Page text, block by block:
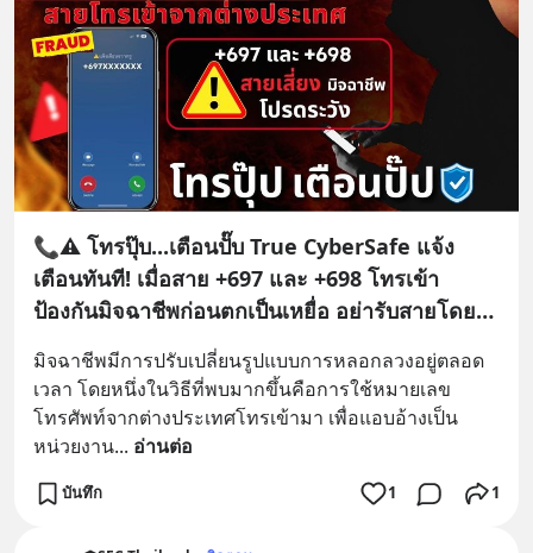
📞⚠️ โทรปุ๊บ...เตือนปั๊บ True CyberSafe แจ้ง
เตือนทันที! เมื่อสาย +697 และ +698 โทรเข้า
ป้องกันมิจฉาชีพก่อนตกเป็นเหยื่อ อย่ารับสายโดย
มิจฉาชีพมีการปรับเปลี่ยนรูปแบบการหลอกลวงอยู่ตลอด
เวลา โดยหนึ่งในวิธีที่พบมากขึ้นคือการใช้หมายเลข
โทรศัพท์จากต่างประเทศโทรเข้ามา เพื่อแอบอ้างเป็น
หน่วยงาน... อ่านต่อ
บันทึก 1 1